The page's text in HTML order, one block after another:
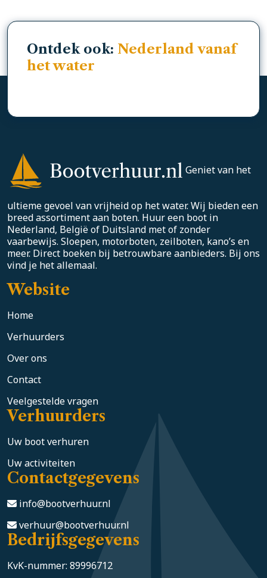
Ontdek ook: Nederland vanaf
het water
Geniet van het
ultieme gevoel van vrijheid op het water. Wij bieden een
breed assortiment aan boten. Huur een boot in
Nederland, België of Duitsland met of zonder
vaarbewijs. Sloepen, motorboten, zeilboten, kano’s en
meer. Direct boeken bij betrouwbare aanbieders. Bij ons
vind je het allemaal.
Website
Home
Verhuurders
Over ons
Contact
Veelgestelde vragen
Verhuurders
Uw boot verhuren
Uw activiteiten
Contactgegevens
info@bootverhuur.nl
verhuur@bootverhuur.nl
Bedrijfsgegevens
KvK-nummer: 89996712